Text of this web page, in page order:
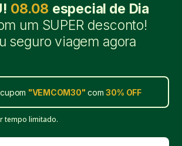
08.08 especial de Dia
um SUPER desconto!
seguro viagem agora
"VEMCOM30" com30% OFF
tempo limitado.